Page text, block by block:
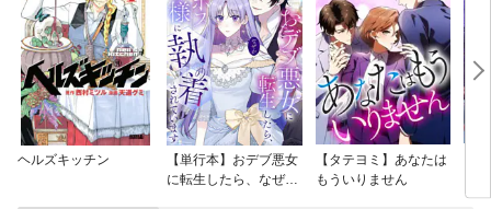
ヘルズキッチン
【単行本】おデブ悪女
に転生したら、なぜか
【タテヨミ】あなたは
もういりません